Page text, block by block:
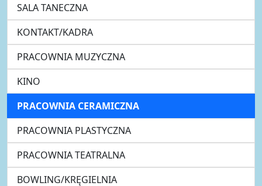
SALA TANECZNA
KONTAKT/KADRA
PRACOWNIA MUZYCZNA
KINO
PRACOWNIA CERAMICZNA
PRACOWNIA PLASTYCZNA
PRACOWNIA TEATRALNA
BOWLING/KRĘGIELNIA